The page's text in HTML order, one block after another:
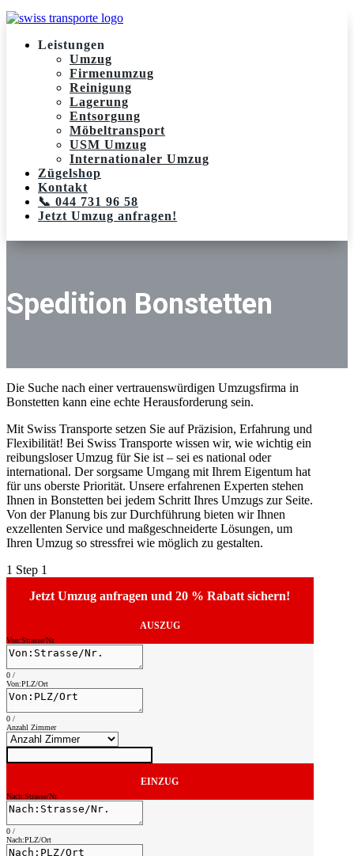
Leistungen
Umzug
Firmenumzug
Reinigung
Lagerung
Entsorgung
Möbeltransport
USM Umzug
Internationaler Umzug
Zügelshop
Kontakt
📞 044 731 96 58
Jetzt Umzug anfragen!
Spedition Bonstetten
Die Suche nach einer vertrauenswürdigen Umzugsfirma in
Bonstetten kann eine echte Herausforderung sein.
Mit Swiss Transporte setzen Sie auf Präzision, Erfahrung und
Flexibilität! Bei Swiss Transporte wissen wir, wie wichtig ein
reibungsloser Umzug für Sie ist – sei es national oder
international. Der sorgsame Umgang mit Ihrem Eigentum hat
für uns oberste Priorität. Unsere erfahrenen Experten stehen
Ihnen in Bonstetten bei jedem Schritt Ihres Umzugs zur Seite.
Von der Planung bis zur Durchführung bieten wir Ihnen
exzellenten Service und maßgeschneiderte Lösungen, um
Ihren Umzug so stressfrei wie möglich zu gestalten.
1 Step 1
Jetzt Umzug anfragen und 20 % Rabatt sichern!
AUSZUG
Von:Strasse/Nr.
0 /
Von:PLZ/Ort
0 /
Anzahl Zimmer
EINZUG
Nach:Strasse/Nr.
0 /
Nach:PLZ/Ort